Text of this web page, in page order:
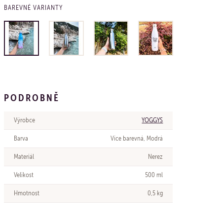
BAREVNÉ VARIANTY
PODROBNĚ
Výrobce YOGGYS
Barva Více barevná, Modrá
Materiál Nerez
Velikost 500 ml
Hmotnost 0,5 kg